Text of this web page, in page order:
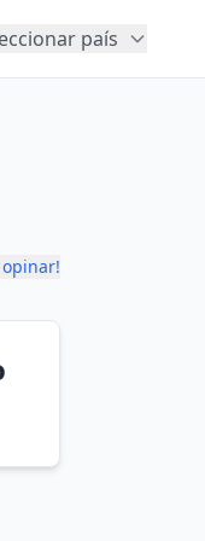
país
opinar!